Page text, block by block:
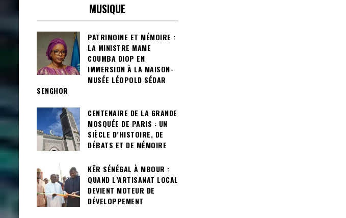
MUSIQUE
PATRIMOINE ET MÉMOIRE :
LA MINISTRE MAME
COUMBA DIOP EN
IMMERSION À LA MAISON-
MUSÉE LÉOPOLD SÉDAR
SENGHOR
CENTENAIRE DE LA GRANDE
MOSQUÉE DE PARIS : UN
SIÈCLE D’HISTOIRE, DE
DÉBATS ET DE MÉMOIRE
KËR SÉNÉGAL À MBOUR :
QUAND L’ARTISANAT LOCAL
DEVIENT MOTEUR DE
DÉVELOPPEMENT